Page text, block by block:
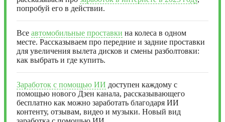
попробуй его в действии.
Все автомобильные проставки на колеса в одном
месте. Рассказываем про передние и задние проставки
для увеличения вылета дисков и смены разболтовки:
как выбрать и где купить.
Заработок с помощью ИИ доступен каждому с
помощью нового Дзен канала, рассказывающего
бесплатно как можно заработать благодаря ИИ
контенту, отзывам, видео и музыки. Новый вид